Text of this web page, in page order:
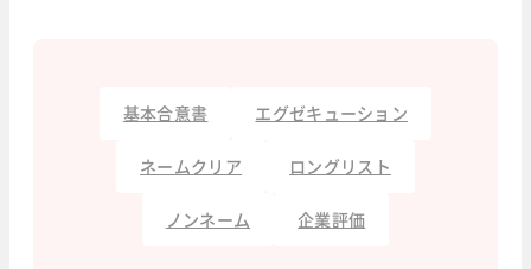
基本合意書 エグゼキューション
ネームクリア ロングリスト
ノンネーム 企業評価